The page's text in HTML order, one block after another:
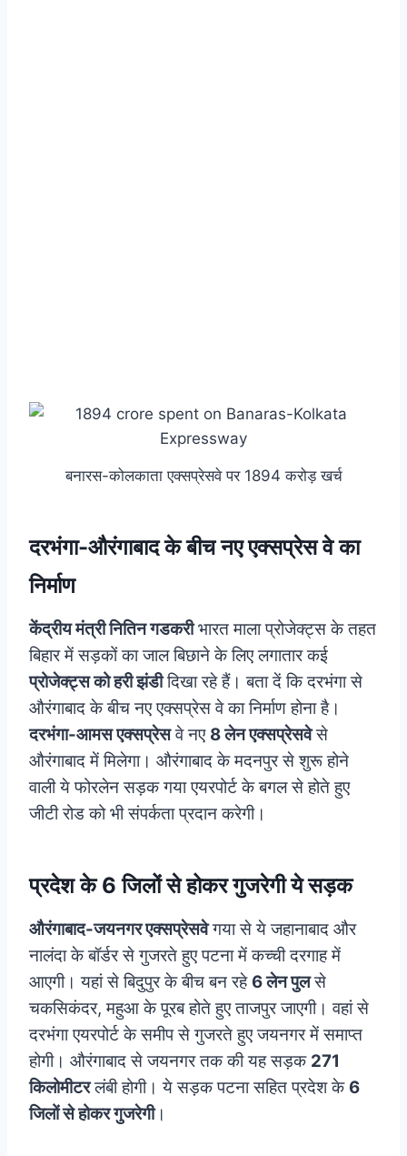
बनारस-कोलकाता एक्सप्रेसवे पर 1894 करोड़ खर्च
दरभंगा-औरंगाबाद के बीच नए एक्सप्रेस वे का
निर्माण
केंद्रीय मंत्री नितिन गडकरीभारत माला प्रोजेक्ट्स के तहत
बिहार में सड़कों का जाल बिछाने के लिए लगातार कई
प्रोजेक्ट्स को हरी झंडीदिखा रहे हैं। बता दें कि दरभंगा से
औरंगाबाद के बीच नए एक्सप्रेस वे का निर्माण होना है।
दरभंगा-आमस एक्सप्रेसवे नए 8 लेन एक्सप्रेसवेसे
औरंगाबाद में मिलेगा। औरंगाबाद के मदनपुर से शुरू होने
वाली ये फोरलेन सड़क गया एयरपोर्ट के बगल से होते हुए
जीटी रोड को भी संपर्कता प्रदान करेगी।
प्रदेश के 6 जिलों से होकर गुजरेगी ये सड़क
औरंगाबाद-जयनगर एक्सप्रेसवेगया से ये जहानाबाद और
नालंदा के बॉर्डर से गुजरते हुए पटना में कच्ची दरगाह में
आएगी। यहां से बिदुपुर के बीच बन रहे 6 लेन पुलसे
चकसिकंदर, महुआ के पूरब होते हुए ताजपुर जाएगी। वहां से
दरभंगा एयरपोर्ट के समीप से गुजरते हुए जयनगर में समाप्त
होगी। औरंगाबाद से जयनगर तक की यह सड़क 271
किलोमीटरलंबी होगी। ये सड़क पटना सहित प्रदेश के 6
जिलों से होकर गुजरेगी।